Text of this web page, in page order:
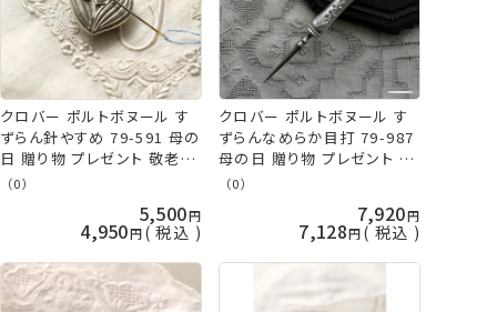
クロバー ポルトボヌール す
ずらん針やすめ 79-591 母の
日 贈り物 プレゼント 敬老の
日 clv 手芸の山久
（0）
5,500
4,950 税込
クロバー ポルトボヌール す
ずらんなめらか目打 79-987
母の日 贈り物 プレゼント 敬
老の日 clv 手芸の山久
（0）
7,920
7,128 税込